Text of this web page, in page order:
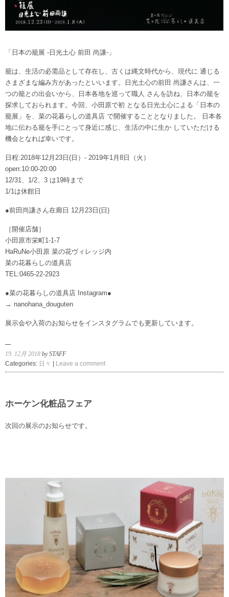
「日本の籠展 -日光土心 前田 尚謙-」
籠は、生活の必需品として存在し、古くは縄文時代から、現代に 通じる
さまざまな編み方があったといいます。日光土心の前田 尚謙さんは、一
つの籠との出会いから、日本各地を巡って職人 さんを訪ね、日本の籠を
探求しておられます。今回、小田原で初 となる日光土心による「日本の
籠展」を、菜の花暮らしの道具店 で開催することとなりました。 日本各
地に伝わる籠を手にとって身近に感じ、生活の中に生か していただける
機会となれば幸いです。
日程:2018年12月23日(日）- 2019年1月8日（火）
open:10:00-20:00
12/31、1/2、3 は19時まで
1/1は休館日
●前田尚謙さん在廊日 12月23日(日)
［開催店舗］
小田原市栄町1-1-7
HaRuNe小田原 菜の花ヴィレッジ内
菜の花暮らしの道具店
TEL:0465-22-2923
●菜の花暮らしの道具店 Instagram●
→ nanohana_douguten
展示会や入荷のお知らせをインスタグラムでも更新しています。
19. 12月 2018 by STAFF
Categories: 日々 Leave a comment
ホーケン化粧品フェア
次回の展示のお知らせです。